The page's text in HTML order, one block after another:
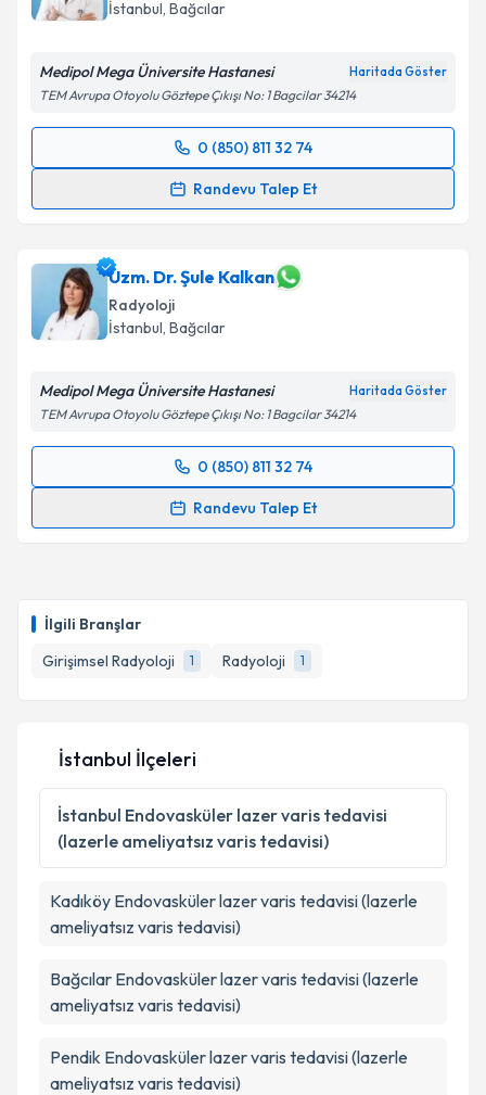
İlgili Branşlar
Girişimsel Radyoloji
1 Radyoloji 1
Kişisel verilerimin işlenmesine ilişkin
Metni'ni okudum ve kişisel verilerimin belirtilen
kapsamda işlenmesini kabul ediyorum.
Takvim Talebini Gönder
İstanbul, Bağcılar
Medipol Mega Üniversite Hastanesi Haritada Göster
TEM Avrupa Otoyolu Göztepe Çıkışı No: 1 Bagcilar 34214
0 (850) 811 32 74
Randevu Talep Et
Randevu Takvimi Talebi
takvim hazırlandığında e-posta ile bilgilendireceğiz.
E-posta Adresiniz
Kişisel verilerimin işlenmesine ilişkinAydınlatma
Metni'ni okudum ve kişisel verilerimin belirtilen
kapsamda işlenmesini kabul ediyorum.
Takvim Talebini Gönder
Uzm. Dr. Şule Kalkan
Radyoloji
İstanbul, Bağcılar
Medipol Mega Üniversite Hastanesi Haritada Göster
TEM Avrupa Otoyolu Göztepe Çıkışı No: 1 Bagcilar 34214
0 (850) 811 32 74
Randevu Talep Et
Randevu Takvimi Talebi
E-posta Adresiniz
Kişisel verilerimin işlenmesine ilişkin
Metni'ni okudum ve kişisel verilerimin belirtilen
kapsamda işlenmesini kabul ediyorum.
Takvim Talebini Gönder
İstanbul İlçeleri
İstanbul Endovasküler lazer varis tedavisi
(lazerle ameliyatsız varis tedavisi)
Kadıköy Endovasküler lazer varis tedavisi (lazerle
ameliyatsız varis tedavisi)
Bağcılar Endovasküler lazer varis tedavisi (lazerle
ameliyatsız varis tedavisi)
Pendik Endovasküler lazer varis tedavisi (lazerle
ameliyatsız varis tedavisi)